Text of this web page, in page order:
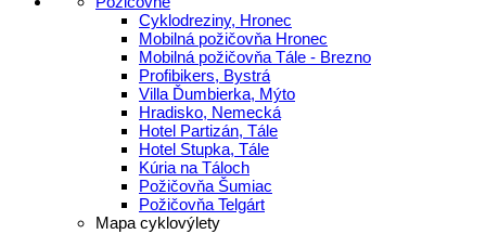
Cyklodreziny, Hronec
Mobilná požičovňa Hronec
Mobilná požičovňa Tále - Brezno
Profibikers, Bystrá
Villa Ďumbierka, Mýto
Hradisko, Nemecká
Hotel Partizán, Tále
Hotel Stupka, Tále
Kúria na Táloch
Požičovňa Šumiac
Požičovňa Telgárt
Mapa cyklovýlety